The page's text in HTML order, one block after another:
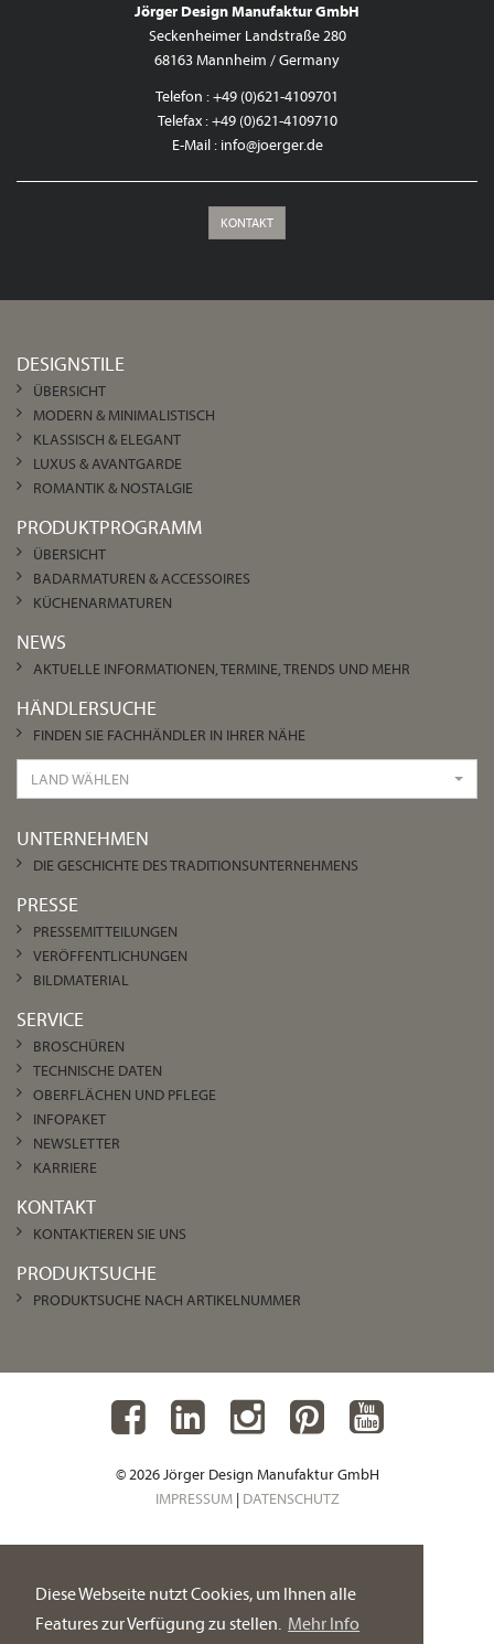
Diese Webseite nutzt Cookies, um Ihnen alle
Features zur Verfügung zu stellen. Mehr Info
Jörger Design Manufaktur GmbH
Seckenheimer Landstraße 280
68163 Mannheim / Germany
Telefon : +49 (0)621-4109701
Telefax : +49 (0)621-4109710
E-Mail : info@joerger.de
KONTAKT
DESIGNSTILE
ÜBERSICHT
MODERN & MINIMALISTISCH
KLASSISCH & ELEGANT
LUXUS & AVANTGARDE
ROMANTIK & NOSTALGIE
PRODUKTPROGRAMM
ÜBERSICHT
BADARMATUREN & ACCESSOIRES
KÜCHENARMATUREN
NEWS
AKTUELLE INFORMATIONEN, TERMINE, TRENDS UND MEHR
HÄNDLERSUCHE
FINDEN SIE FACHHÄNDLER IN IHRER NÄHE
LAND WÄHLEN
UNTERNEHMEN
DIE GESCHICHTE DES TRADITIONSUNTERNEHMENS
PRESSE
PRESSEMITTEILUNGEN
VERÖFFENTLICHUNGEN
BILDMATERIAL
SERVICE
BROSCHÜREN
TECHNISCHE DATEN
OBERFLÄCHEN UND PFLEGE
INFOPAKET
NEWSLETTER
KARRIERE
KONTAKT
KONTAKTIEREN SIE UNS
PRODUKTSUCHE
PRODUKTSUCHE NACH ARTIKELNUMMER
© 2026 Jörger Design Manufaktur GmbH
IMPRESSUM| DATENSCHUTZ